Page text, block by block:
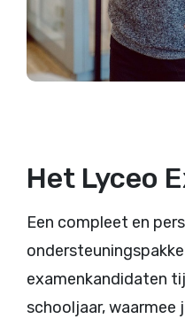
Het Lyceo
Een compleet en
examenkandidaten
schooljaar, waarmee